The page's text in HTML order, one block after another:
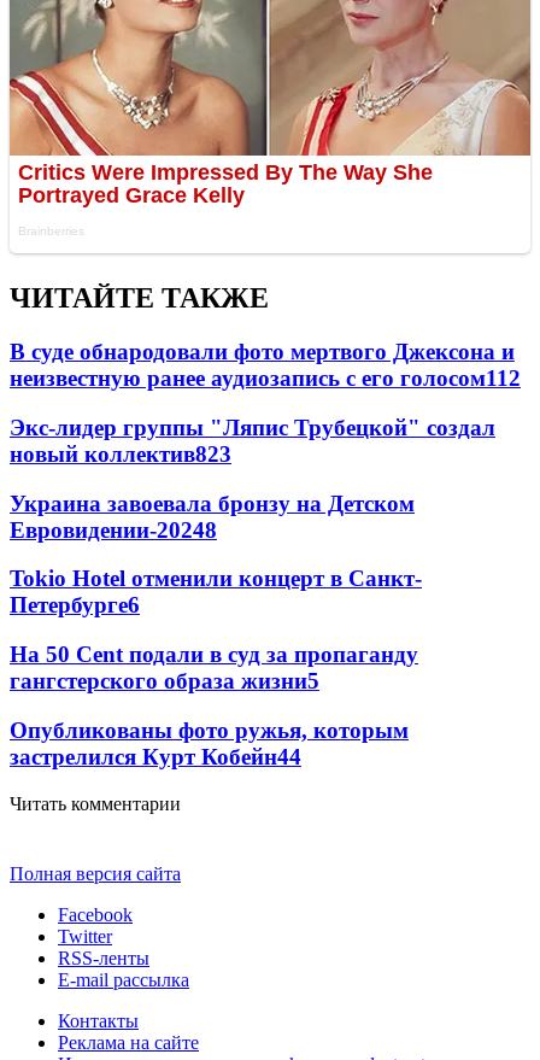
ЧИТАЙТЕ ТАКЖЕ
В суде обнародовали фото мертвого Джексона и
неизвестную ранее аудиозапись с его голосом112
Экс-лидер группы "Ляпис Трубецкой" создал
новый коллектив823
Украина завоевала бронзу на Детском
Евровидении-20248
Tokio Hotel отменили концерт в Санкт-
Петербурге6
На 50 Cent подали в суд за пропаганду
гангстерского образа жизни5
Опубликованы фото ружья, которым
застрелился Курт Кобейн44
Читать комментарии
Полная версия сайта
Facebook
Twitter
RSS-ленты
E-mail рассылка
Контакты
Реклама на сайте